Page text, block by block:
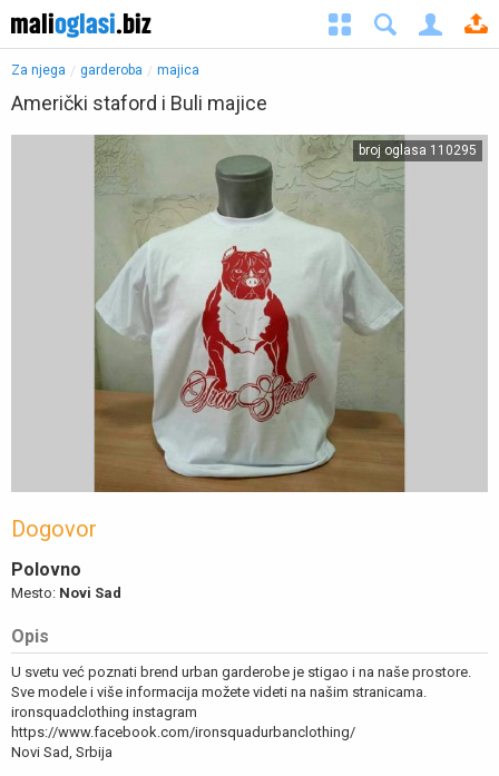
Za njega garderoba majica
Američki staford i Buli majice
broj oglasa 110295
◀︎
Dogovor
Polovno
Mesto: Novi Sad
Opis
U svetu već poznati brend urban garderobe je stigao i na naše prostore.
Sve modele i više informacija možete videti na našim stranicama.
ironsquadclothing instagram
https://www.facebook.com/ironsquadurbanclothing/
Novi Sad, Srbija